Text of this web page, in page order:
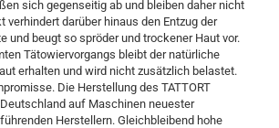
sich gegenseitig ab und bleiben daher nicht
verhindert darüber hinaus den Entzug der
und beugt so spröder und trockener Haut vor.
Tätowiervorgangs bleibt der natürliche
erhalten und wird nicht zusätzlich belastet.
Die Herstellung des TATTORT
Deutschland auf Maschinen neuester
Herstellern. Gleichbleibend hohe